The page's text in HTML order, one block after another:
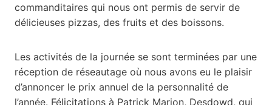
commanditaires qui nous ont permis de servir de
délicieuses pizzas, des fruits et des boissons.
Les activités de la journée se sont terminées par une
réception de réseautage où nous avons eu le plaisir
d’annoncer le prix annuel de la personnalité de
l’année. Félicitations à Patrick Marion, Desdowd, qui